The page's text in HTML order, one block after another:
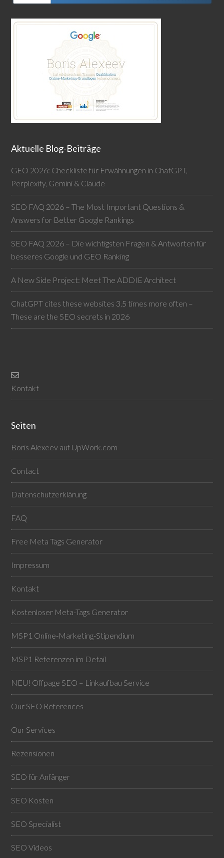
Aktuelle Blog-Beiträge
GEO 2026: Checkliste für Erwähnungen in ChatGPT,
Perplexity, Gemini & Claude
SEO FAQ 2026 – The Most Important Questions &
Answers for Better Google Rankings
SEO FAQ 2026 – Die wichtigsten Fragen & Antworten für
besseres Google und GEO Ranking
A New Side Project: Meet The ADDIE Architect
ChatGPT cites these websites 3.5 times more often –
These are the SEO secrets in 2026
Kontakt
Seiten
Boris Alexeev auf UpWork.com
Contact
Datenschutzerklärung
FAQ
Free Meta Tags Generator
Impressum
Kontakt
Kostenloser Meta-Tags Generator
MSP1 Online-Marketing-Stipendium
MSP1 Referenzen im Detail
NEU! Offpage SEO – Linkaufbau Service
Our SEO References
Our Services
Rezensionen
SEO für Anfänger
SEO Kosten
SEO Specialist
SEO Videos